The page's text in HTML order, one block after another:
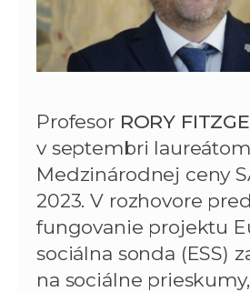
Profesor RORY
v septembri laureátom
Medzinárodnej ceny
2023. V rozhovore
fungovanie projektu
sociálna sonda (ESS)
na sociálne